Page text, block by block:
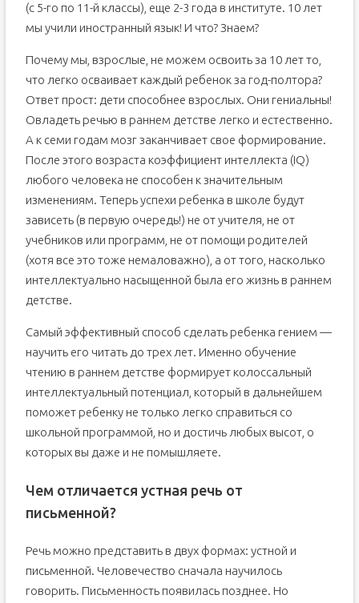
(с 5-го по 11-й классы), еще 2-3 года в институте. 10 лет
мы учили иностранный язык! И что? Знаем?
Почему мы, взрослые, не можем освоить за 10 лет то,
что легко осваивает каждый ребенок за год-полтора?
Ответ прост: дети способнее взрослых. Они гениальны!
Овладеть речью в раннем детстве легко и естественно.
А к семи годам мозг заканчивает свое формирование.
После этого возраста коэффициент интеллекта (IQ)
любого человека не способен к значительным
изменениям. Теперь успехи ребенка в школе будут
зависеть (в первую очередь!) не от учителя, не от
учебников или программ, не от помощи родителей
(хотя все это тоже немаловажно), а от того, насколько
интеллектуально насыщенной была его жизнь в раннем
детстве.
Самый эффективный способ сделать ребенка гением —
научить его читать до трех лет. Именно обучение
чтению в раннем детстве формирует колоссальный
интеллектуальный потенциал, который в дальнейшем
поможет ребенку не только легко справиться со
школьной программой, но и достичь любых высот, о
которых вы даже и не помышляете.
Чем отличается устная речь от
письменной?
Речь можно представить в двух формах: устной и
письменной. Человечество сначала научилось
говорить. Письменность появилась позднее. Но